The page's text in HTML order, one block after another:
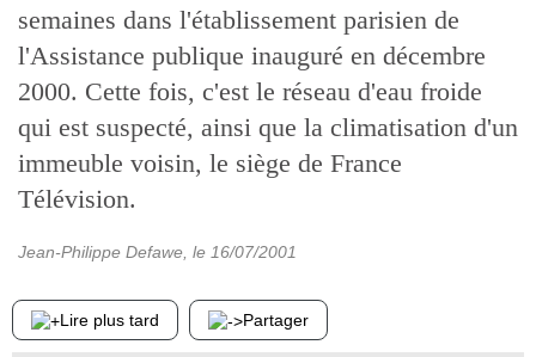
semaines dans l'établissement parisien de
l'Assistance publique inauguré en décembre
2000. Cette fois, c'est le réseau d'eau froide
qui est suspecté, ainsi que la climatisation d'un
immeuble voisin, le siège de France
Télévision.
Jean-Philippe Defawe , le 16/07/2001
Lire plus tard Partager